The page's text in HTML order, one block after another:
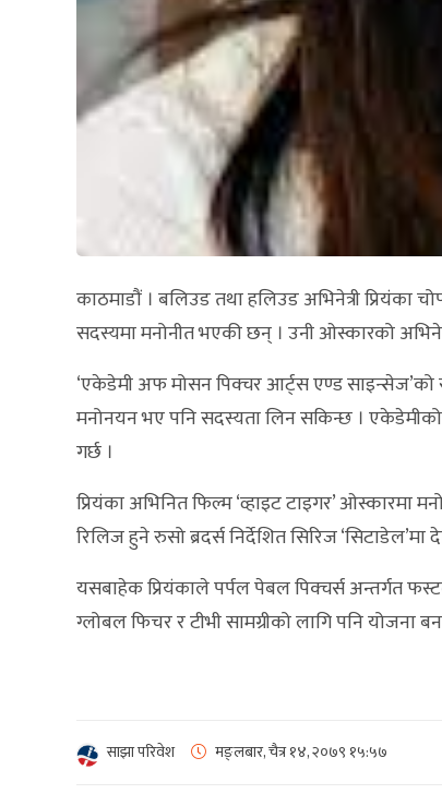
काठमाडौं । बलिउड तथा हलिउड अभिनेत्री
सदस्यमा मनोनीत भएकी छन् । उनी ओस्कारको
‘एकेडेमी अफ मोसन पिक्चर आर्ट्स एण्ड साइन्सेज’को
मनोनयन भए पनि सदस्यता लिन सकिन्छ । एकेडेमीको
गर्छ ।
प्रियंका अभिनित फिल्म ‘व्हाइट टाइगर’ ओस्कारमा
रिलिज हुने रुसो ब्रदर्स निर्देशित सिरिज
यसबाहेक प्रियंकाले पर्पल पेबल पिक्चर्स अन्तर्गत
ग्लोबल फिचर र टीभी सामग्रीको लागि पनि योजना
साझा परिवेश मङ्लबार, चैत्र १४, २०७९ १५:५७